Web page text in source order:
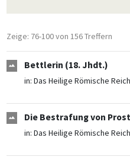
Zeige: 76-100 von 156 Treffern
Bettlerin (18. Jhdt.)
in: Das Heilige Römische
Die Bestrafung von
in: Das Heilige Römische